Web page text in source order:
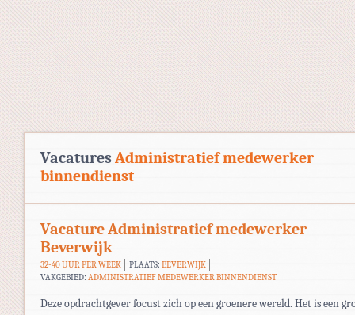
VacaturesAdministratief medewerker
binnendienst
Vacature Administratief medewerker
Beverwijk
32-40 UUR PER WEEK PLAATS: BEVERWIJK
VAKGEBIED: ADMINISTRATIEF MEDEWERKER BINNENDIENST
Deze opdrachtgever focust zich op een groenere wereld. Het is een